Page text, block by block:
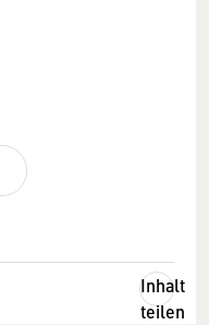
Inhalt
teilen